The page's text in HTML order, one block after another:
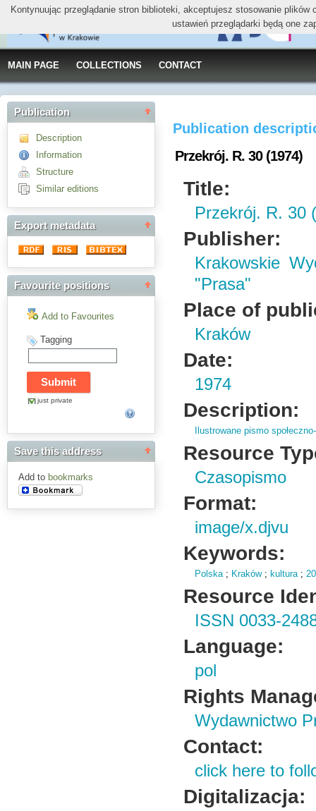
MAIN PAGE COLLECTIONS CONTACT
Publication
Description
Information
Structure
Similar editions
Export metadata
Favourite positions
Add to Favourites
Tagging
just private
Save this address
Add to bookmarks
Publication
Przekrój. R. 30 (1974)
Title:
Przekrój. R. 30
Publisher:
Krakowskie
"Prasa"
Place of
Kraków
Date:
1974
Description:
Ilustrowane pismo
Resource
Czasopismo
Format:
image/x.djvu
Keywords:
Polska; Kraków; kultura;
Resource
ISSN 0033-
Language:
pol
Rights
Wydawnictwo
Contact:
click here to
Digitalizacja:
Kontynuując przeglądanie stron biblioteki, akceptujesz stosowanie
ustawień przeglądarki będą one